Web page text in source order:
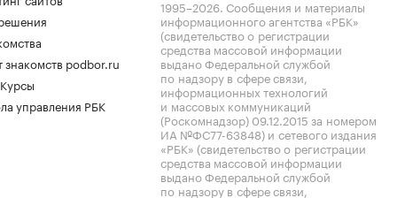
знакомств podbor.ru
управления РБК
1995–2026. Сообщения и материалы
информационного агентства «РБК»
(свидетельство о регистрации
средства массовой информации
выдано Федеральной службой
по надзору в сфере связи,
информационных технологий
и массовых коммуникаций
(Роскомнадзор) 09.12.2015 за номером
ИА №ФС77-63848) и сетевого издания
«РБК» (свидетельство о регистрации
средства массовой информации
выдано Федеральной службой
по надзору в сфере связи,